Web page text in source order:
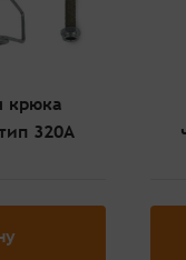
крюка
320А